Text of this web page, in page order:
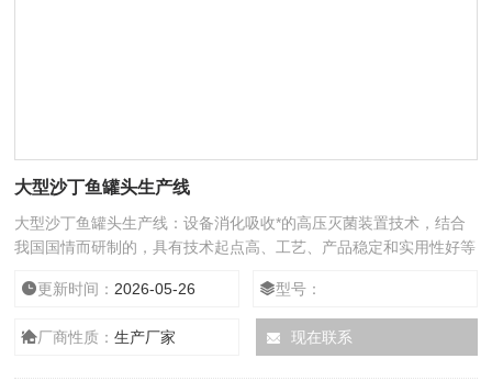
大型沙丁鱼罐头生产线
大型沙丁鱼罐头生产线：设备消化吸收*的高压灭菌装置技术，结合
我国国情而研制的，具有技术起点高、工艺、产品稳定和实用性好等
强，设备使用寿命长，设备经劳动局安全检查合格、保护装置安全可
更新时间： 2026-05-26 型号：
厂商性质：生产厂家 现在联系